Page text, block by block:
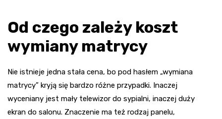
Od czego zależy koszt
wymiany matrycy
Nie istnieje jedna stała cena, bo pod hasłem „wymiana
matrycy” kryją się bardzo różne przypadki. Inaczej
wyceniany jest mały telewizor do sypialni, inaczej duży
ekran do salonu. Znaczenie ma też rodzaj panelu,